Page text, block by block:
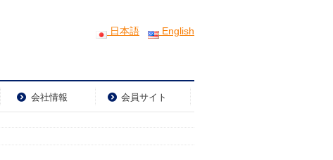
日本語 English
会社情報 会員サイト